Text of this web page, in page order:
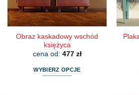
stronie
produktu
Obraz kaskadowy wschód
księżyca
cena od: 477 zł
WYBIERZ OPCJE